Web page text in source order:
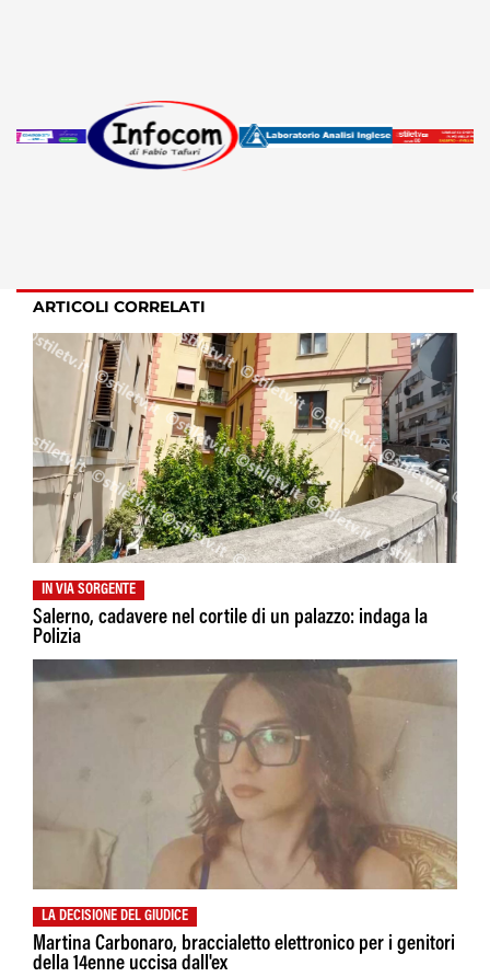
ARTICOLI CORRELATI
IN VIA SORGENTE
Salerno, cadavere nel cortile di un palazzo: indaga la
Polizia
LA DECISIONE DEL GIUDICE
Martina Carbonaro, braccialetto elettronico per i genitori
della 14enne uccisa dall'ex